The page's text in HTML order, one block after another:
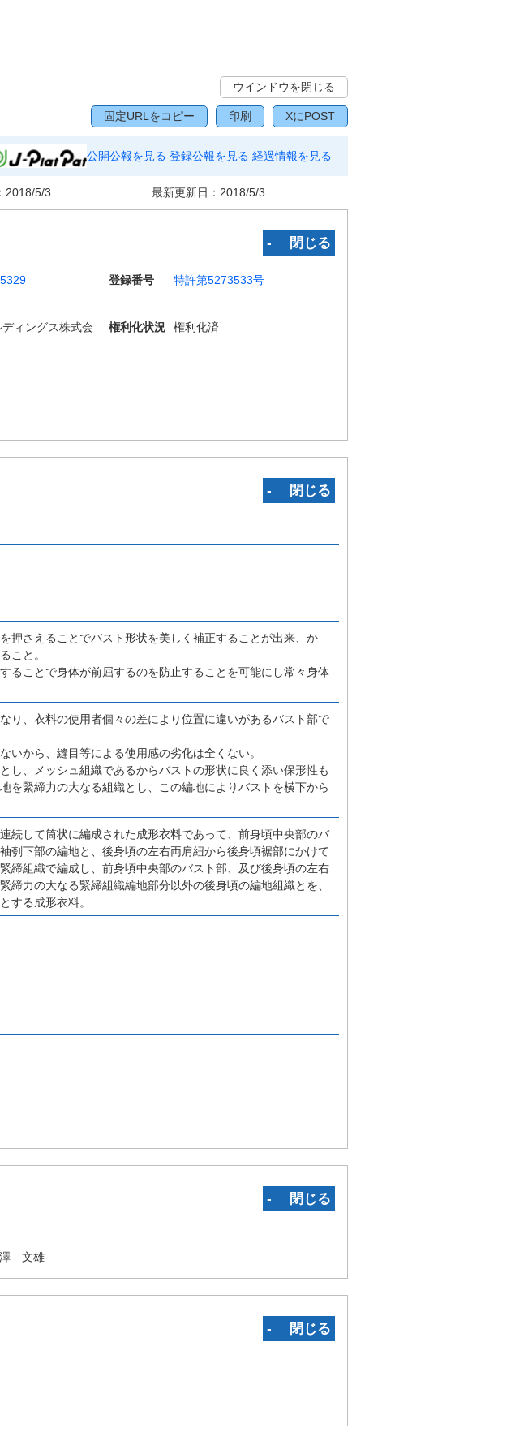
ウインドウを閉じる
固定URLをコピー 印刷 XにPOST
公開公報を見る 登録公報を見る 経過情報を見る
2018/5/3 最新更新日： 2018/5/3
‐ 閉じる
登録番号
特許第5273533号
ィングス株式会
権利化状況 権利化済
‐ 閉じる
押さえることでバスト形状を美しく補正することが出来、か
こと。
ることで身体が前屈するのを防止することを可能にし常々身体
り、衣料の使用者個々の差により位置に違いがあるバスト部で
から、縫目等による使用感の劣化は全くない。
し、メッシュ組織であるからバストの形状に良く添い保形性も
を緊締力の大なる組織とし、この編地によりバストを横下から
続して筒状に編成された成形衣料であって、前身頃中央部のバ
刳下部の編地と、後身頃の左右両肩紐から後身頃裾部にかけて
締組織で編成し、前身頃中央部のバスト部、及び後身頃の左右
力の大なる緊締組織編地部分以外の後身頃の編地組織とを、
する成形衣料。
‐ 閉じる
文雄
‐ 閉じる